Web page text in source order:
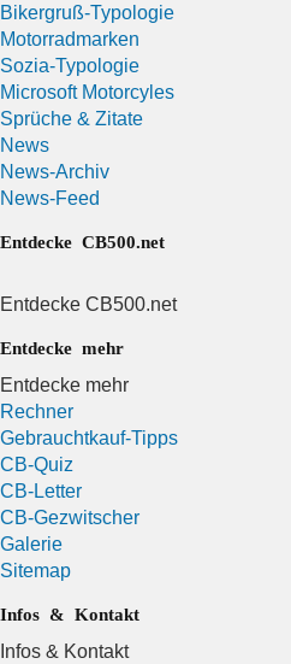
Bikergruß-Typologie
Motorradmarken
Sozia-Typologie
Microsoft Motorcyles
Sprüche & Zitate
News
News-Archiv
News-Feed
Entdecke CB500.net
Entdecke CB500.net
Entdecke mehr
Entdecke mehr
Rechner
Gebrauchtkauf-Tipps
CB-Quiz
CB-Letter
CB-Gezwitscher
Galerie
Sitemap
Infos & Kontakt
Infos & Kontakt